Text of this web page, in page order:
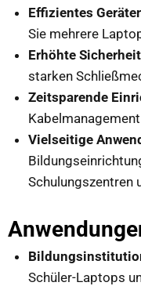
Effizientes
Sie mehrere
Erhöhte Sicherheit
starken
Zeitsparende
Vielseitige
Schulungszentren
Schüler-Laptops